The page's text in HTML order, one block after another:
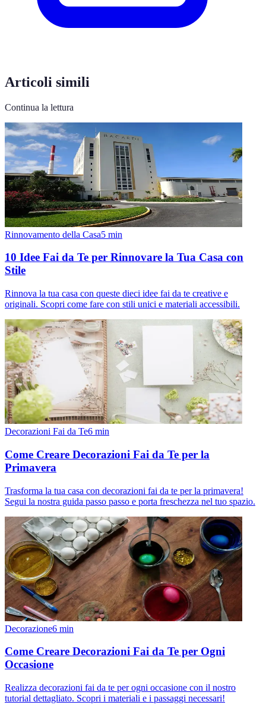
Articoli simili
Continua la lettura
Rinnovamento della Casa5 min
10 Idee Fai da Te per Rinnovare la Tua Casa con
Stile
Rinnova la tua casa con queste dieci idee fai da te creative e
originali. Scopri come fare con stili unici e materiali accessibili.
Decorazioni Fai da Te6 min
Come Creare Decorazioni Fai da Te per la
Primavera
Trasforma la tua casa con decorazioni fai da te per la primavera!
Segui la nostra guida passo passo e porta freschezza nel tuo spazio.
Decorazione6 min
Come Creare Decorazioni Fai da Te per Ogni
Occasione
Realizza decorazioni fai da te per ogni occasione con il nostro
tutorial dettagliato. Scopri i materiali e i passaggi necessari!